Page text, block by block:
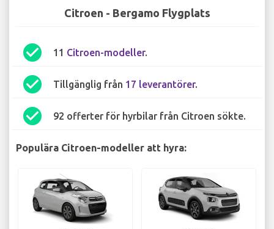
Citroen - Bergamo Flygplats
check_circle 11 Citroen-modeller.
check_circle Tillgänglig från 17 leverantörer.
check_circle 92 offerter för hyrbilar från Citroen sökte.
Populära Citroen-modeller att hyra: